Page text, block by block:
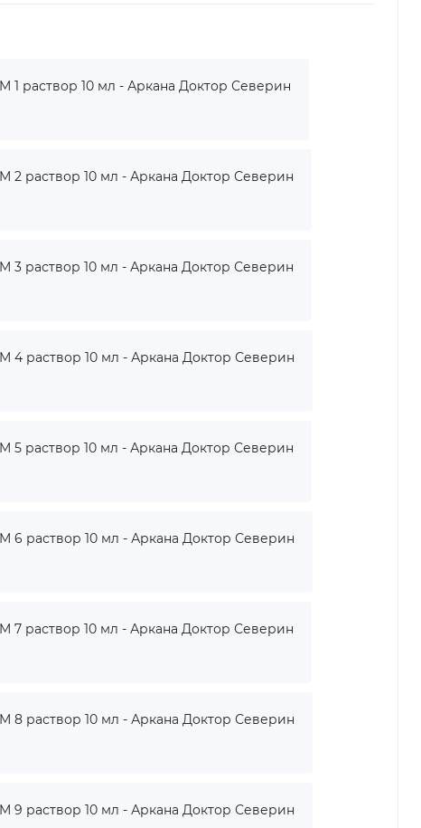
1 раствор 10 мл - Аркана Доктор Северин
2 раствор 10 мл - Аркана Доктор Северин
3 раствор 10 мл - Аркана Доктор Северин
4 раствор 10 мл - Аркана Доктор Северин
5 раствор 10 мл - Аркана Доктор Северин
6 раствор 10 мл - Аркана Доктор Северин
7 раствор 10 мл - Аркана Доктор Северин
8 раствор 10 мл - Аркана Доктор Северин
9 раствор 10 мл - Аркана Доктор Северин